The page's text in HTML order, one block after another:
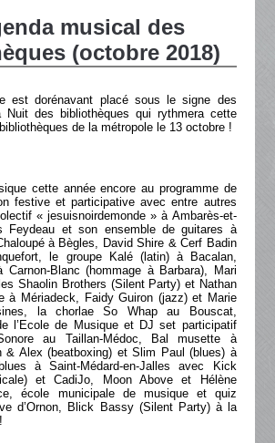
musical des
(octobre 2018)
est dorénavant placé sous le signe des
des bibliothèques qui rythmera cette
de la métropole le 13 octobre !
cette année encore au programme de
festive et participative avec entre autres
« jesuisnoirdemonde » à Ambarès-et-
Feydeau et son ensemble de guitares à
à Bègles, David Shire & Cerf Badin
le groupe Kalé (latin) à Bacalan,
Carnon-Blanc (hommage à Barbara), Mari
Shaolin Brothers (Silent Party) et Nathan
à Mériadeck, Faidy Guiron (jazz) et Marie
la chorlae So Whap au Bouscat,
l’Ecole de Musique et DJ set participatif
au Taillan-Médoc, Bal musette à
& Alex (beatboxing) et Slim Paul (blues) à
à Saint-Médard-en-Jalles avec Kick
et CadiJo, Moon Above et Hélène
école municipale de musique et quiz
d’Ornon, Blick Bassy (Silent Party) à la